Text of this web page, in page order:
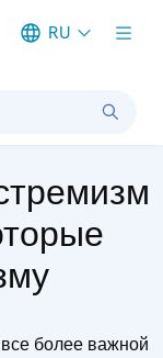
RU
более важной